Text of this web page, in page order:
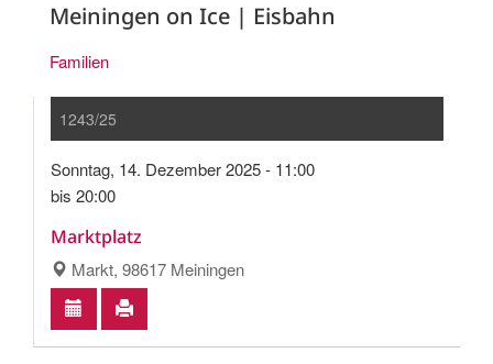
Meiningen on Ice | Eisbahn
Familien
1243/25
Sonntag, 14. Dezember 2025 - 11:00
bis 20:00
Marktplatz
Markt, 98617 Meiningen